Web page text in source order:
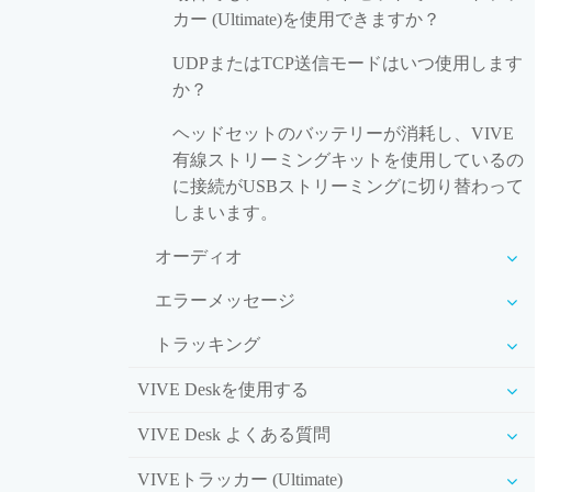
カー (Ultimate)を使用できますか？
UDPまたはTCP送信モードはいつ使用します
か？
ヘッドセットのバッテリーが消耗し、VIVE
有線ストリーミングキットを使用しているの
に接続がUSBストリーミングに切り替わって
しまいます。
オーディオ
エラーメッセージ
トラッキング
VIVE Deskを使用する
VIVE Desk よくある質問
VIVEトラッカー (Ultimate)